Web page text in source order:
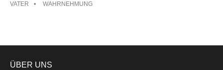
VATER
WAHRNEHMUNG
ÜBER UNS